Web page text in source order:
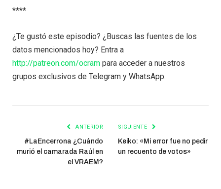
****
¿Te gustó este episodio? ¿Buscas las fuentes de los
datos mencionados hoy? Entra a
http://patreon.com/ocram para acceder a nuestros
grupos exclusivos de Telegram y WhatsApp.
ANTERIOR
#LaEncerrona ¿Cuándo
murió el camarada Raúl en
el VRAEM?
SIGUIENTE
Keiko: «Mi error fue no pedir
un recuento de votos»